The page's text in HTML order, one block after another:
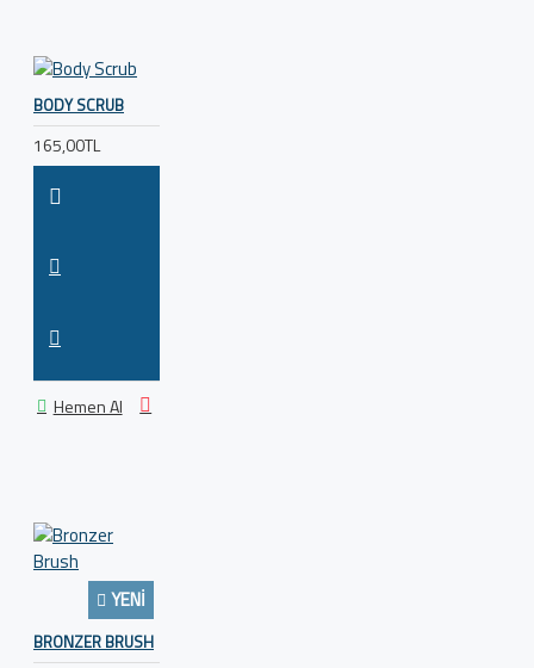
BODY SCRUB
165,00TL
Hemen Al
YENI
BRONZER BRUSH